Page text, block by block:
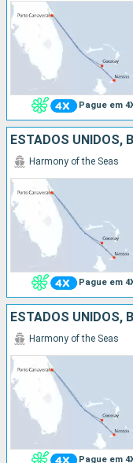
Pague em
ESTADOS UNIDOS,
Pague em
Harmony of the Seas
ESTADOS UNIDOS,
Pague em
Harmony of the Seas